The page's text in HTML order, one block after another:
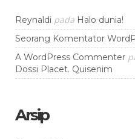
Reynaldi pada Halo dunia!
Seorang Komentator
A WordPress Commenter
Dossi Placet. Quisenim
Arsip